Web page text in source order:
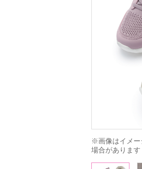
※画像はイメー
場合があります